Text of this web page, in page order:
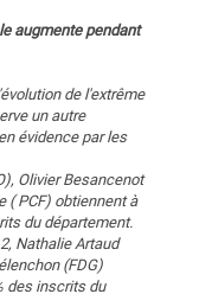
augmente pendant
de l'extrême
un autre
évidence par les
Olivier Besancenot
( PCF) obtiennent à
du département.
Nathalie Artaud
(FDG)
des inscrits du